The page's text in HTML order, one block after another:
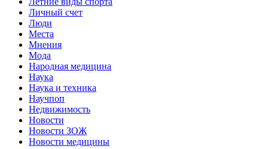
Личный счет
Люди
Места
Мнения
Мода
Народная медицина
Наука
Наука и техника
Научпоп
Недвижимость
Новости
Новости ЗОЖ
Новости медицины